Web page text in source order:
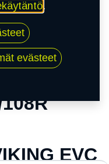
EVC
.
evästeet